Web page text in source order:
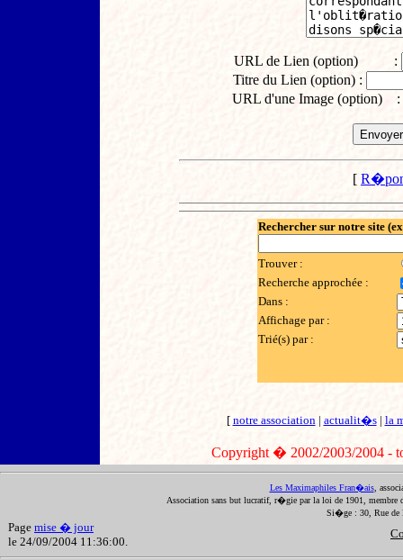
URL de Lien (option) :
Titre du Lien (option) :
URL d'une Image (option) :
[
Rechercher sur notre site
Trouver :
Recherche approchée :
Dans :
Affichage par :
Trié(s) par :
[ notre association| actualit�s| la
Copyright � 2002/2003/2004 -
Les Maximaphiles Fran�ais,
Association sans but lucratif, r�gie par la loi de 1901, membre
Si�ge : 30, Rue de
Page mise � jour
le 24/09/2004 11:36:00.